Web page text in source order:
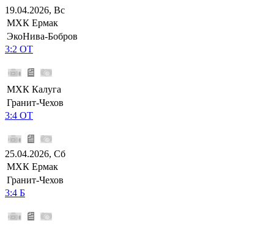
19.04.2026, Вс
МХК Ермак
ЭкоНива-Бобров
3:2 ОТ
МХК Калуга
Гранит-Чехов
3:4 ОТ
25.04.2026, Сб
МХК Ермак
Гранит-Чехов
3:4 Б